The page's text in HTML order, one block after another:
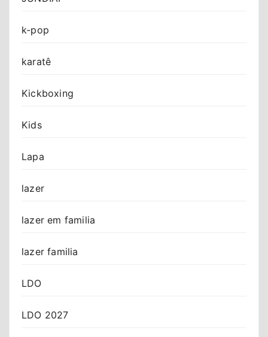
k-pop
karatê
Kickboxing
Kids
Lapa
lazer
lazer em familia
lazer familia
LDO
LDO 2027